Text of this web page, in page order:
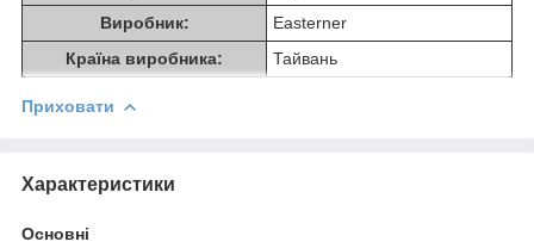
Виробник:
Easterner
Країна виробника:
Тайвань
Приховати
Характеристики
Основні